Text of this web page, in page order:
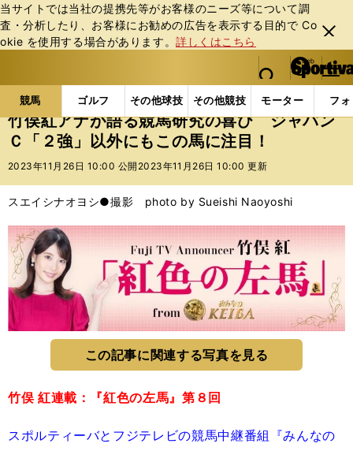
当サイトでは当社の提携先等がお客様のニーズ等について調
査・分析したり、お客様にお勧めの広告を表⽰する⽬的で Co
okie を使⽤する場合があります。詳しくはこちら
閉じ
る
web Sportiva (webスポルティーバ)
検索
マイペ
ー
ジ
メニュ
競馬 ゴルフ その他球技 その他競技 モーター フ
b
ス
ポ
ル
バ
競馬の記事一覧 競馬 竹俣紅アナが語る競馬研究の
竹俣紅アナが語る競馬研究の喜び ジャパン
Ｃ「２強」以外にもこの馬に注目！
2023年11月26日 10:00 公開 2023年11月26日 10:00 更新
スエイシナオヨシ●撮影 photo by Sueishi Naoyoshi
この記事に関連する写真を見る
竹俣 紅連載：『紅色の左馬』第８回
スポルティーバとフジテレビの競馬中継番組『みんなの